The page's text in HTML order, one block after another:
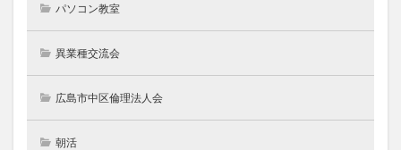
パソコン教室
異業種交流会
広島市中区倫理法人会
朝活